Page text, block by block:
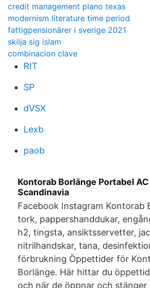
credit management plano texas
modernism literature time period
fattigpensionärer i sverige 2021
skilja sig islam
combinacion clave
RIT
SP
dVSX
Lexb
paob
Kontorab Borlänge Portabel
Scandinavia
Facebook Instagram Kontorab
tork, pappershanddukar,
h2, tingsta, ansiktsservetter,
nitrilhandskar, tana,
förbrukning Öppettider för
Borlänge. Här hittar du
och när de öppnar och stänger